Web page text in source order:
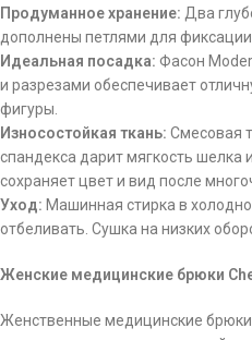
Продуманное хранение: Два
дополнены петлями для
Идеальная посадка: Фасон
и разрезами обеспечивает
фигуры.
Износостойкая ткань: Смесовая
спандекса дарит мягкость шелка
сохраняет цвет и вид после
Уход: Машинная стирка в
отбеливать. Сушка на низких
Женские медицинские брюки
Женственные медицинские брюки